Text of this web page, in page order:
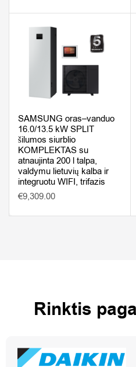
SAMSUNG oras–vanduo
16.0/13.5 kW SPLIT
šilumos siurblio
KOMPLEKTAS su
atnaujinta 200 l talpa,
valdymu lietuvių kalba ir
integruotu WIFI, trifazis
€9,309.00
Rinktis